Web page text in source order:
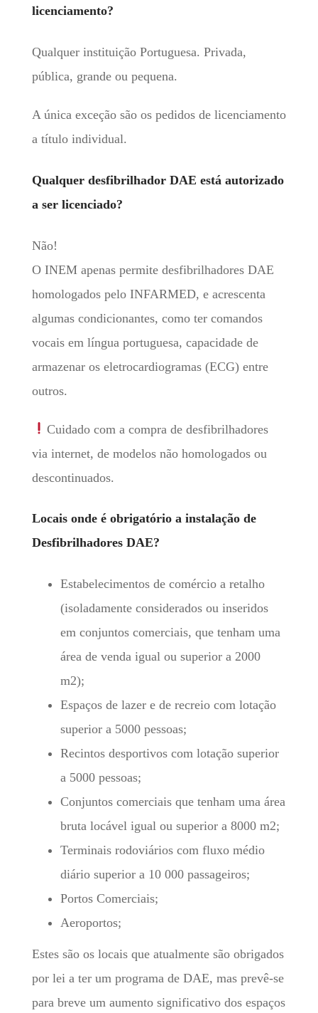
licenciamento?
Qualquer instituição Portuguesa. Privada,
pública, grande ou pequena.
A única exceção são os pedidos de licenciamento
a título individual.
Qualquer desfibrilhador DAE está autorizado
a ser licenciado?
Não!
O INEM apenas permite desfibrilhadores DAE
homologados pelo INFARMED, e acrescenta
algumas condicionantes, como ter comandos
vocais em língua portuguesa, capacidade de
armazenar os eletrocardiogramas (ECG) entre
outros.
Cuidado com a compra de desfibrilhadores
via internet, de modelos não homologados ou
descontinuados.
Locais onde é obrigatório a instalação de
Desfibrilhadores DAE?
Estabelecimentos de comércio a retalho
(isoladamente considerados ou inseridos
em conjuntos comerciais, que tenham uma
área de venda igual ou superior a 2000
m2);
Espaços de lazer e de recreio com lotação
superior a 5000 pessoas;
Recintos desportivos com lotação superior
a 5000 pessoas;
Conjuntos comerciais que tenham uma área
bruta locável igual ou superior a 8000 m2;
Terminais rodoviários com fluxo médio
diário superior a 10 000 passageiros;
Portos Comerciais;
Aeroportos;
Estes são os locais que atualmente são obrigados
por lei a ter um programa de DAE, mas prevê-se
para breve um aumento significativo dos espaços